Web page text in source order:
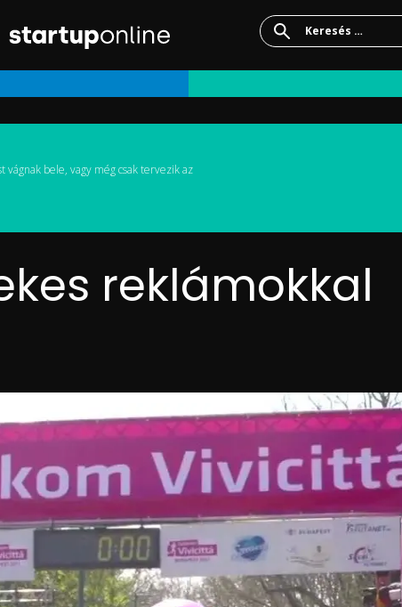
Keresés:
vágnak bele, vagy még csak tervezik az
reklámokkal